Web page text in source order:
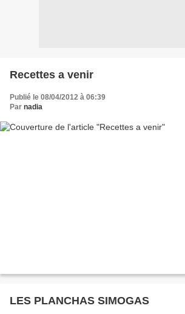
Recettes a venir
Publié le 08/04/2012 à 06:39
Par nadia
LES PLANCHAS SIMOGAS